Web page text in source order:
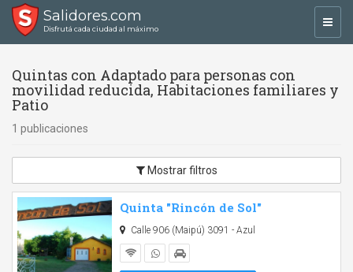
Salidores.com
Disfrutá cada ciudad al máximo
Quintas con Adaptado para personas con
movilidad reducida, Habitaciones familiares y
Patio
1 publicaciones
Mostrar filtros
Quinta "Rincón de Sol"
Calle 906 (Maipú) 3091 - Azul